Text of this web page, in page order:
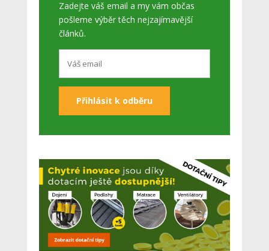
Zadejte váš email a my vám občas
pošleme výběr těch nejzajímavější
článků.